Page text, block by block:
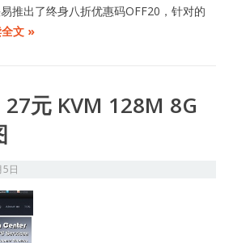
推出了终身八折优惠码OFF20，针对的
文 »
元 KVM 128M 8G
日